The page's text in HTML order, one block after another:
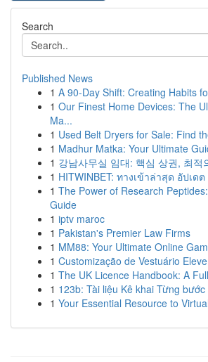
Search
Published News
1 A 90-Day Shift: Creating Habits
1 Our Finest Home Devices: The
Ma...
1 Used Belt Dryers for Sale: Find
1 Madhur Matka: Your Ultimate
1 강남사무실 임대: 핵심 상권, 최적
1 HITWINBET: ทางเข้าล่าสุด อัปเด
1 The Power of Research
Guide
1 iptv maroc
1 Pakistan's Premier Law Firms
1 MM88: Your Ultimate Online
1 Customização de Vestuário
1 The UK Licence Handbook: A
1 123b: Tài liệu Kê khai Từng
1 Your Essential Resource to